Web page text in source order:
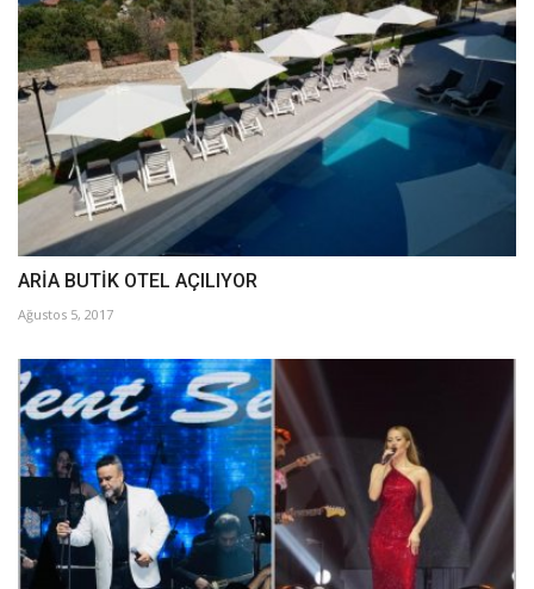
ARİA BUTİK OTEL AÇILIYOR
Ağustos 5, 2017